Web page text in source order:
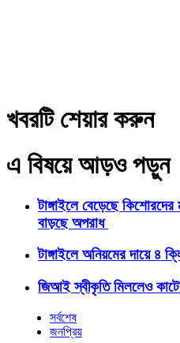
খবরটি শেয়ার করুন
এ বিষয়ে আড়ও পড়ুন
টাঙ্গাইলে বেড়েছে
বাড়ছে অপরাধ
টাঙ্গাইলে অনিয়মের দায়ে ৪
জিআই স্বীকৃতি মিললেও
সর্বশেষ
জনপ্রিয়